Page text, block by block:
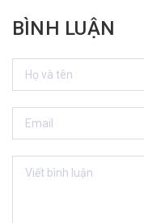
BÌNH LUẬN